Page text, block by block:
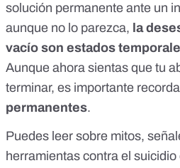
solución permanente ante un
aunque no lo parezca, la
vacío son estados
Aunque ahora sientas que tu
terminar, es importante
permanentes.
Puedes leer sobre mitos,
herramientas contra el suicidio